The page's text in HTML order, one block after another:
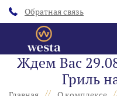
Обратная связь
Ждем Вас
Гриль
//